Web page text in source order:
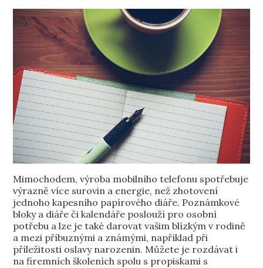
Mimochodem, výroba mobilního telefonu spotřebuje
výrazně více surovin a energie, než zhotovení
jednoho kapesního papírového diáře. Poznámkové
bloky a diáře či kalendáře poslouží pro osobní
potřebu a lze je také darovat vašim blízkým v rodině
a mezi příbuznými a známými, například při
příležitosti oslavy narozenin. Můžete je rozdávat i
na firemních školeních spolu s propiskami s